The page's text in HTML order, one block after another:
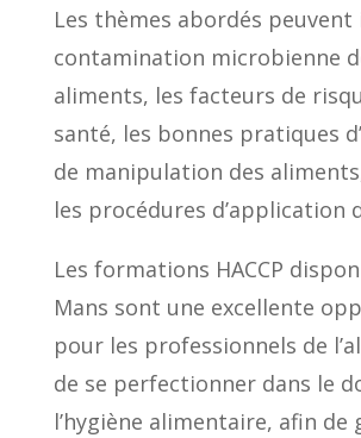
Les thèmes abordés peuvent
contamination microbienne
aliments, les facteurs de
santé, les bonnes pratiques
de manipulation des
les procédures d’application
Les formations HACCP
Mans sont une excellente
pour les professionnels de
de se perfectionner dans le
l’hygiène alimentaire, afin de